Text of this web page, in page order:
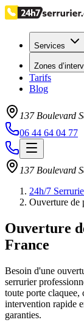
Services
Zones
Tarifs
Blog
137 Boulevard
06 44 64 04 77
137 Boulevard
24h/7
Ouverture de
Ouverture
France
Besoin d'une
serrurier
toute porte claquee,
intervention rapide
garanties.